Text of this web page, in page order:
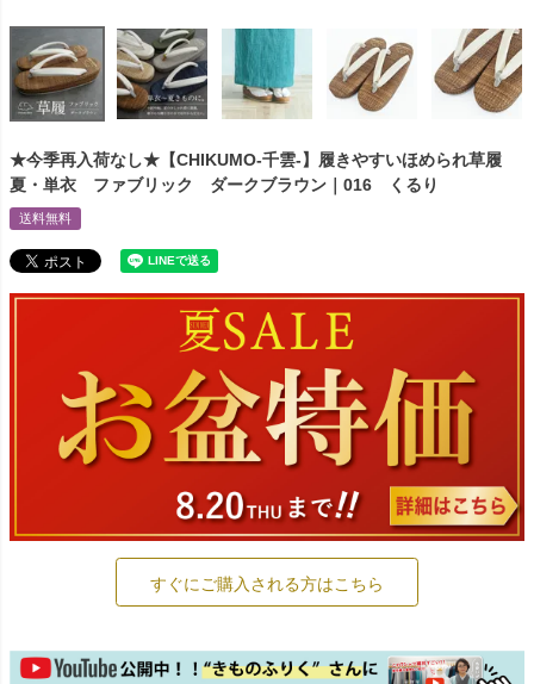
★今季再入荷なし★【CHIKUMO-千雲-】履きやすいほめられ草履
夏・単衣 ファブリック ダークブラウン｜016 くるり
送料無料
すぐにご購入される方はこちら